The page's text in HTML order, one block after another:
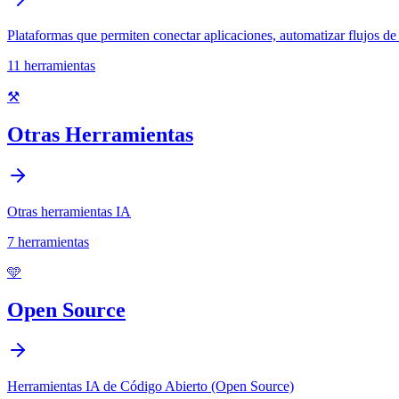
Plataformas que permiten conectar aplicaciones, automatizar flujos
11 herramientas
⚒️
Otras Herramientas
Otras herramientas IA
7 herramientas
🩵
Open Source
Herramientas IA de Código Abierto (Open Source)